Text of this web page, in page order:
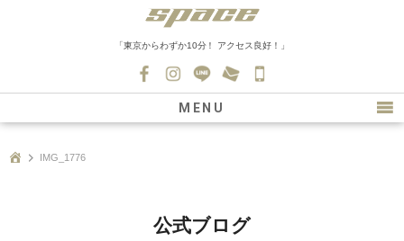
「東京からわずか10分！ アクセス良好！」
0139
MENU
新車情報
IMG_1776
公式ブログ